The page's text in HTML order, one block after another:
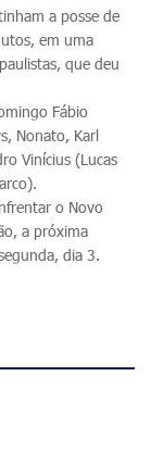
a posse de
em uma
que deu
Fábio
Nonato, Karl
Vinícius (Lucas
o Novo
a próxima
dia 3.